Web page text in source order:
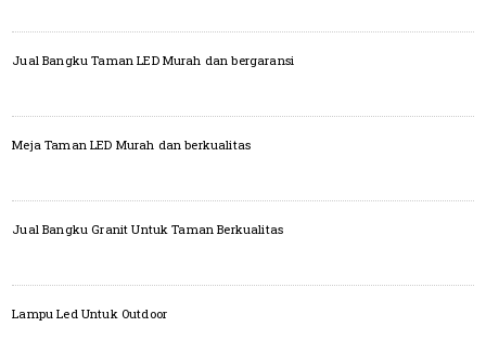
Jual Bangku Taman LED Murah dan bergaransi
Meja Taman LED Murah dan berkualitas
Jual Bangku Granit Untuk Taman Berkualitas
Lampu Led Untuk Outdoor